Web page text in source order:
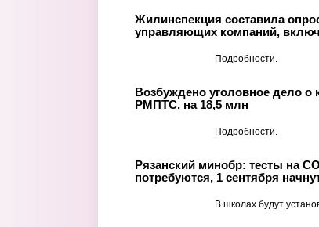
Жилинспекция составила
управляющих компаний,
Подробности.
Возбуждено уголовное дело о
РМПТС, на 18,5 млн
Подробности.
Рязанский минобр: тесты на
потребуются, 1 сентября
В школах будут